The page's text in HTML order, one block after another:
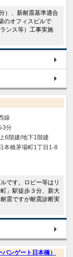
）、新耐震基準適合
のオフィスビルで
ンス等）工事実施
線
3分
6階建/地下1階建
本橋茅場町1丁目1-8
です。ロビー等はリ
」駅徒歩３分、新大
震ですが耐震診断実
ンゲート日本橋）